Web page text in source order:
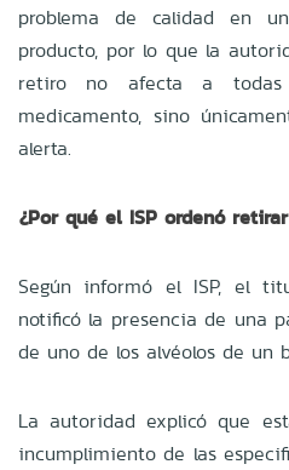
problema de calidad en
producto, por lo que la
retiro no afecta a todas
medicamento, sino
alerta.
¿Por qué el ISP ordenó
Según informó el ISP, el
notificó la presencia de una
de uno de los alvéolos de un
La autoridad explicó que
incumplimiento de las